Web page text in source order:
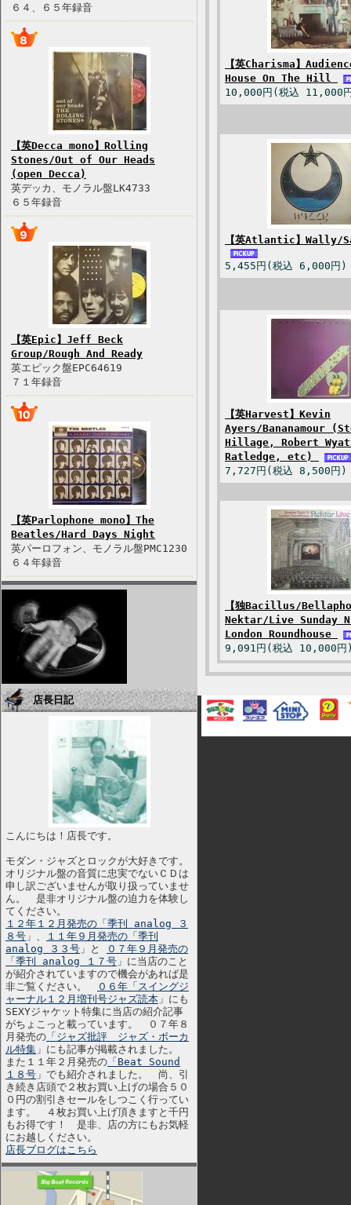
６４、６５年録音
【英Decca mono】Rolling
Stones/Out of Our Heads
(open Decca)
英デッカ、モノラル盤LK4733
６５年録音
【英Epic】Jeff Beck
Group/Rough And Ready
英エピック盤EPC64619
７１年録音
【英Parlophone mono】The
Beatles/Hard Days Night
英パーロフォン、モノラル盤PMC1230
６４年録音
店長日記
こんにちは！店長です。
モダン・ジャズとロックが大好きです。
オリジナル盤の音質に忠実でないＣＤは
申し訳ございませんが取り扱っていませ
ん。 是非オリジナル盤の迫力を体験し
てください。
１２年１２月発売の「季刊 analog ３
８号 」、
１１年９月発売の「季刊
analog ３３号 」と
０７年９月発売の
「季刊 analog １７号 」に当店のこと
が紹介されていますので機会があれば是
非ご覧ください。
０６年「スイングジ
ャーナル１２月増刊号ジャズ読本 」にも
SEXYジャケット特集に当店の紹介記事
がちょこっと載っています。 ０７年８
月発売の 「ジャズ批評 ジャズ・ボーカ
ル特集 」にも記事が掲載されました。
また１１年２月発売の 「Beat Sound
１８号 」でも紹介されました。 尚、引
き続き店頭で２枚お買い上げの場合５０
０円の割引きセールをしつこく行ってい
ます。 ４枚お買い上げ頂きますと千円
もお得です！ 是非、店の方にもお気軽
にお越しください。
店長ブログはこちら
【英Charisma】
House On The Hill
10,000円(税込 11,000
【英Atlantic】Wally/
5,455円(税込 6,000円)
【英Harvest】Kevin
Ayers/Bananamour
Hillage, Robert
Ratledge, etc)
7,727円(税込 8,500円)
【独Bacillus/
Nektar/Live Sunday
London Roundhouse
9,091円(税込 10,000円